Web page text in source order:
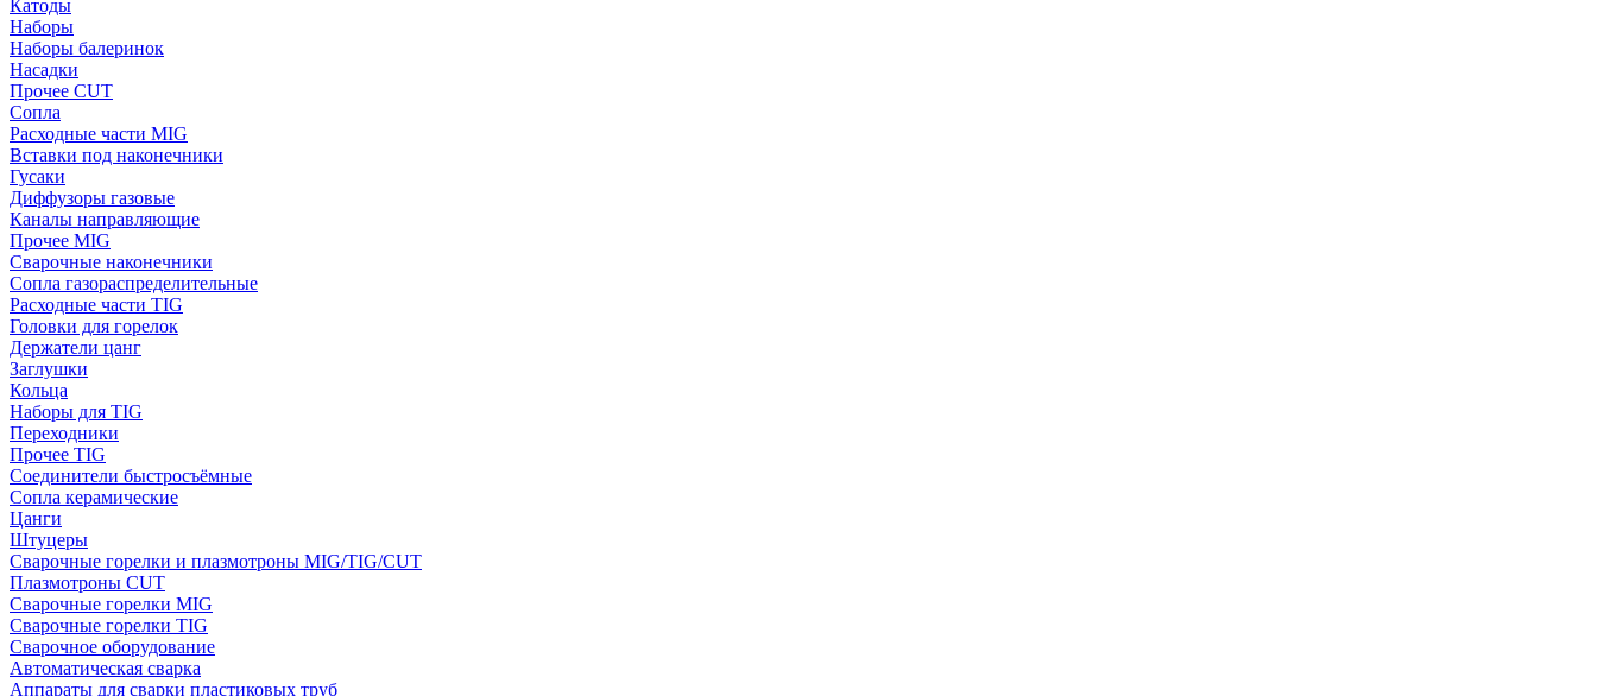
Катоды
Наборы
Наборы балеринок
Насадки
Прочее CUT
Сопла
Расходные части MIG
Вставки под наконечники
Гусаки
Диффузоры газовые
Каналы направляющие
Прочее MIG
Сварочные наконечники
Сопла газораспределительные
Расходные части TIG
Головки для горелок
Держатели цанг
Заглушки
Кольца
Наборы для TIG
Переходники
Прочее TIG
Соединители быстросъёмные
Сопла керамические
Цанги
Штуцеры
Сварочные горелки и плазмотроны MIG/TIG/CUT
Плазмотроны CUT
Сварочные горелки MIG
Сварочные горелки TIG
Сварочное оборудование
Автоматическая сварка
Аппараты для сварки пластиковых труб